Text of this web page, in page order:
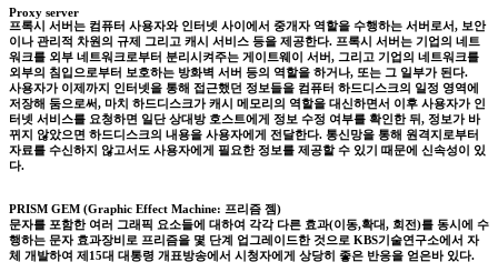
Proxy server
프록시 서버는 컴퓨터 사용자와 인터넷 사이에서 중개자 역할을 수행하는 서버로서, 보안
이나 관리적 차원의 규제 그리고 캐시 서비스 등을 제공한다. 프록시 서버는 기업의 네트
워크를 외부 네트워크로부터 분리시켜주는 게이트웨이 서버, 그리고 기업의 네트워크를
외부의 침입으로부터 보호하는 방화벽 서버 등의 역할을 하거나, 또는 그 일부가 된다.
사용자가 이제까지 인터넷을 통해 접근했던 정보들을 컴퓨터 하드디스크의 일정 영역에
저장해 둠으로써, 마치 하드디스크가 캐시 메모리의 역할을 대신하면서 이후 사용자가 인
터넷 서비스를 요청하면 일단 상대방 호스트에게 정보 수정 여부를 확인한 뒤, 정보가 바
뀌지 않았으면 하드디스크의 내용을 사용자에게 전달한다. 통신망을 통해 원격지로부터
자료를 수신하지 않고서도 사용자에게 필요한 정보를 제공할 수 있기 때문에 신속성이 있
다.
PRISM GEM (Graphic Effect Machine: 프리즘 젬)
문자를 포함한 여러 그래픽 요소들에 대하여 각각 다른 효과(이동,확대, 회전)를 동시에 수
행하는 문자 효과장비로 프리즘을 몇 단계 업그레이드한 것으로 KBS기술연구소에서 자
체 개발하여 제15대 대통령 개표방송에서 시청자에게 상당히 좋은 반응을 얻은바 있다.